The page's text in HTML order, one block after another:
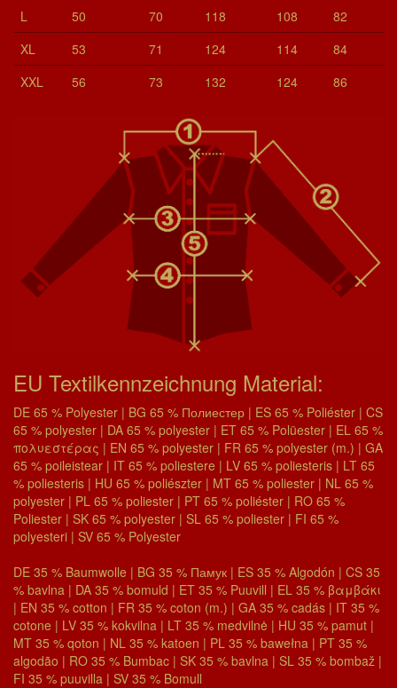
L
50 70 118 108
82
XL
53 71 124 114
84
XXL
56 73 132 124 86
EU Textilkennzeichnung Material:
DE 65 % Polyester | BG 65 % Полиестер | ES 65 % Poliéster | CS
65 % polyester | DA 65 % polyester | ET 65 % Polüester | EL 65 %
πολυεστέρας | EN 65 % polyester | FR 65 % polyester (m.) | GA
65 % poileistear | IT 65 % poliestere | LV 65 % poliesteris | LT 65
% poliesteris | HU 65 % poliészter | MT 65 % poliester | NL 65 %
polyester | PL 65 % poliester | PT 65 % poliéster | RO 65 %
Poliester | SK 65 % polyester | SL 65 % poliester | FI 65 %
polyesteri | SV 65 % Polyester
DE 35 % Baumwolle | BG 35 % Памук | ES 35 % Algodón | CS 35
% bavlna | DA 35 % bomuld | ET 35 % Puuvill | EL 35 % βαμβάκι
| EN 35 % cotton | FR 35 % coton (m.) | GA 35 % cadás | IT 35 %
cotone | LV 35 % kokvilna | LT 35 % medvilnė | HU 35 % pamut |
MT 35 % qoton | NL 35 % katoen | PL 35 % bawełna | PT 35 %
algodão | RO 35 % Bumbac | SK 35 % bavlna | SL 35 % bombaž |
FI 35 % puuvilla | SV 35 % Bomull